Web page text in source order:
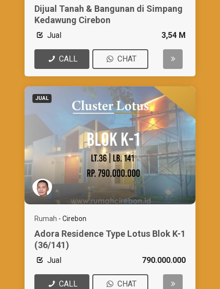
Dijual Tanah & Bangunan di Simpang
Kedawung Cirebon
Jual 3,54 M
CALL CHAT
JUAL
Rumah - Cirebon
Adora Residence Type Lotus Blok K-1
(36/141)
Jual 790.000.000
CALL CHAT